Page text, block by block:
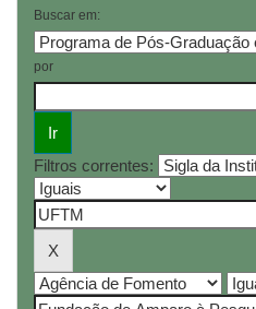
Buscar em:
por
Filtros correntes: